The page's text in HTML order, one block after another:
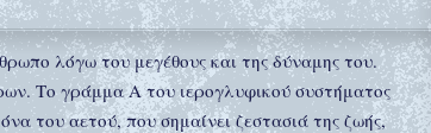
λόγω του μεγέθους και της δύναμης του.
Το γράμμα Α του ιερογλυφικού συστήματος
του αετού, που σημαίνει ζεστασιά της ζωής,